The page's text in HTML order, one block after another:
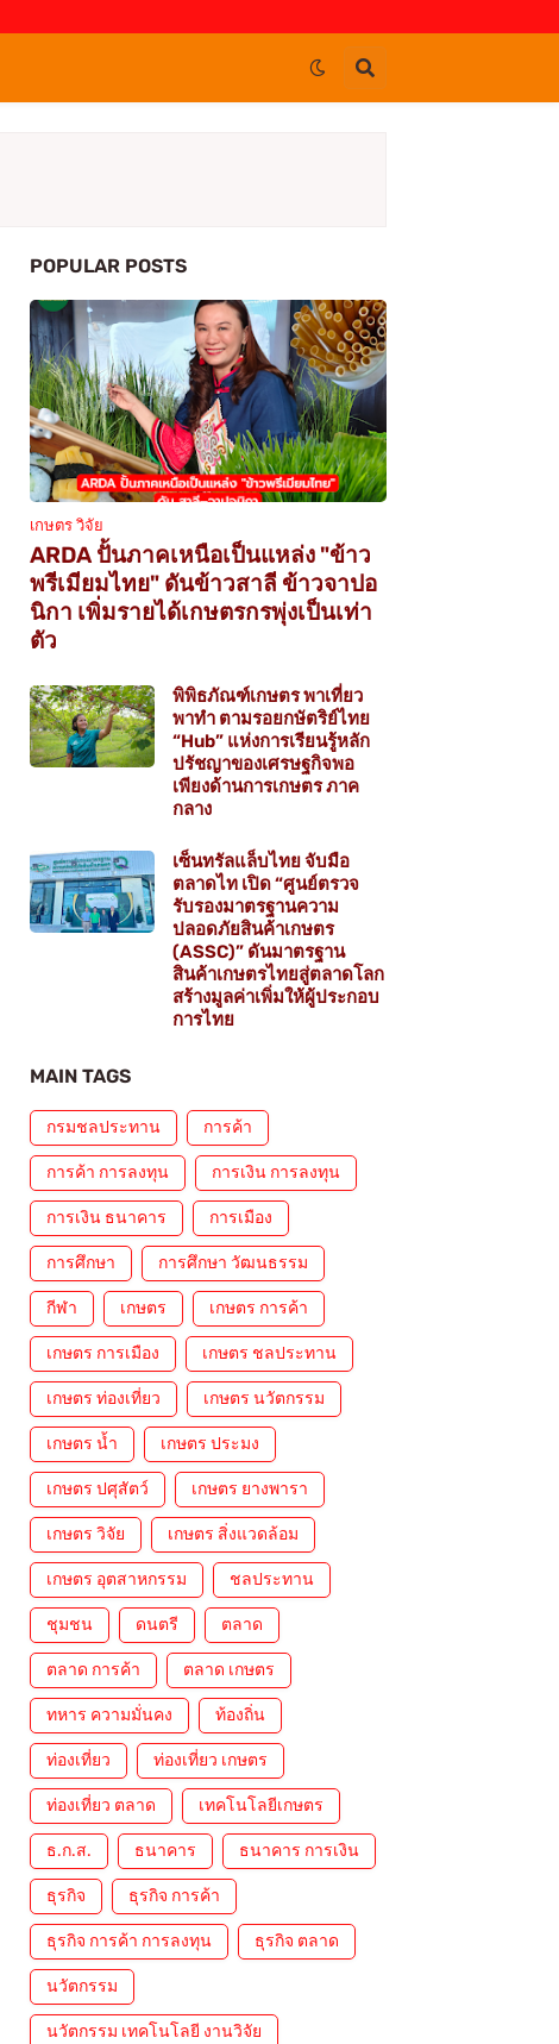
POPULAR POSTS
เกษตร วิจัย
ARDA ปั้นภาคเหนือเป็นแหล่ง "ข้าว
พรีเมียมไทย" ดันข้าวสาลี ข้าวจาปอ
นิกา เพิ่มรายได้เกษตรกรพุ่งเป็นเท่า
ตัว
พิพิธภัณฑ์เกษตร พาเที่ยว
พาทำ ตามรอยกษัตริย์ไทย
“Hub” แห่งการเรียนรู้หลัก
ปรัชญาของเศรษฐกิจพอ
เพียงด้านการเกษตร ภาค
กลาง
เซ็นทรัลแล็บไทย จับมือ
ตลาดไท เปิด “ศูนย์ตรวจ
รับรองมาตรฐานความ
ปลอดภัยสินค้าเกษตร
(ASSC)” ดันมาตรฐาน
สินค้าเกษตรไทยสู่ตลาดโลก
สร้างมูลค่าเพิ่มให้ผู้ประกอบ
การไทย
MAIN TAGS
กรมชลประทาน การค้า
การค้า การลงทุน การเงิน การลงทุน
การเงิน ธนาคาร การเมือง
การศึกษา การศึกษา วัฒนธรรม
กีฬา เกษตร เกษตร การค้า
เกษตร การเมือง เกษตร ชลประทาน
เกษตร ท่องเที่ยว เกษตร นวัตกรรม
เกษตร น้ำ เกษตร ประมง
เกษตร ปศุสัตว์ เกษตร ยางพารา
เกษตร วิจัย เกษตร สิ่งแวดล้อม
เกษตร อุตสาหกรรม ชลประทาน
ชุมชน ดนตรี ตลาด
ตลาด การค้า ตลาด เกษตร
ทหาร ความมั่นคง ท้องถิ่น
ท่องเที่ยว ท่องเที่ยว เกษตร
ท่องเที่ยว ตลาด เทคโนโลยีเกษตร
ธ.ก.ส. ธนาคาร ธนาคาร การเงิน
ธุรกิจ ธุรกิจ การค้า
ธุรกิจ การค้า การลงทุน ธุรกิจ ตลาด
นวัตกรรม
นวัตกรรม เทคโนโลยี งานวิจัย